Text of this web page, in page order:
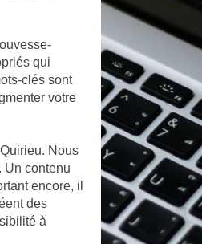
qui
clés sont
votre
Nous
Un contenu
encore, il
des
à